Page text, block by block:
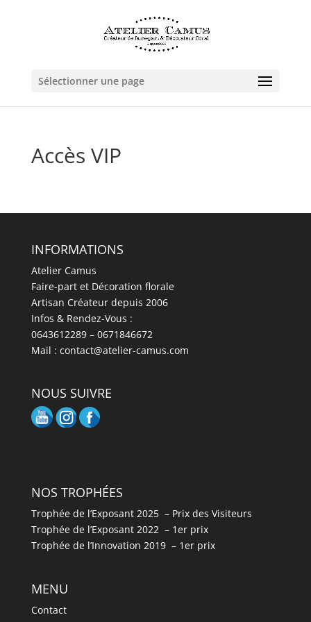
Sélectionner une page
Accès VIP
INFORMATIONS
Atelier Camus
Faire-part et Décoration florale
Artisan Créateur depuis 2006
Infos & Rendez-Vous :
0643612289 – 0671846672
Mail : contact@atelier-camus.com
NOUS SUIVRE
NOS TROPHÉES
Trophée de l’Exposant 2025 – Prix des Visiteurs
Trophée de l’Exposant 2022 – 1er prix
Trophée de l’Innovation 2019 – 1er prix
MENU
Contact